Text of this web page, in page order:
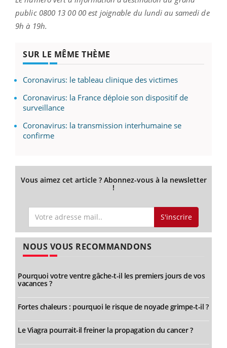
public 0800 13 00 00 est joignable du lundi au samedi de
9h à 19h.
SUR LE MÊME THÈME
Coronavirus: le tableau clinique des victimes
Coronavirus: la France déploie son dispositif de
surveillance
Coronavirus: la transmission interhumaine se
confirme
Vous aimez cet article ? Abonnez-vous à la newsletter
!
S'inscrire
NOUS VOUS RECOMMANDONS
Pourquoi votre ventre gâche-t-il les premiers jours de vos
vacances ?
Fortes chaleurs : pourquoi le risque de noyade grimpe-t-il ?
Le Viagra pourrait-il freiner la propagation du cancer ?